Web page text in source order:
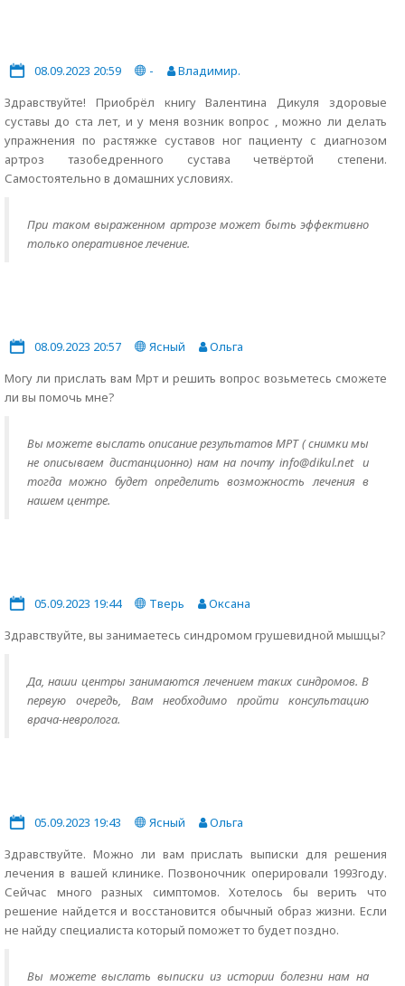
08.09.2023 20:59 -
Владимир.
Здравствуйте! Приобрёл книгу Валентина Дикуля здоровые
суставы до ста лет, и у меня возник вопрос , можно ли делать
упражнения по растяжке суставов ног пациенту с диагнозом
артроз тазобедренного сустава четвёртой степени.
Самостоятельно в домашних условиях.
При таком выраженном артрозе может быть эффективно
только оперативное лечение.
08.09.2023 20:57 Ясный
Ольга
Могу ли прислать вам Мрт и решить вопрос возьметесь сможете
ли вы помочь мне?
Вы можете выслать описание результатов МРТ ( снимки мы
не описываем дистанционно) нам на почту info@dikul.net и
тогда можно будет определить возможность лечения в
нашем центре.
05.09.2023 19:44 Тверь
Оксана
Здравствуйте, вы занимаетесь синдромом грушевидной мышцы?
Да, наши центры занимаются лечением таких синдромов. В
первую очередь, Вам необходимо пройти консультацию
врача-невролога.
05.09.2023 19:43 Ясный
Ольга
Здравствуйте. Можно ли вам прислать выписки для решения
лечения в вашей клинике. Позвоночник оперировали 1993году.
Сейчас много разных симптомов. Хотелось бы верить что
решение найдется и восстановится обычный образ жизни. Если
не найду специалиста который поможет то будет поздно.
Вы можете выслать выписки из истории болезни нам на